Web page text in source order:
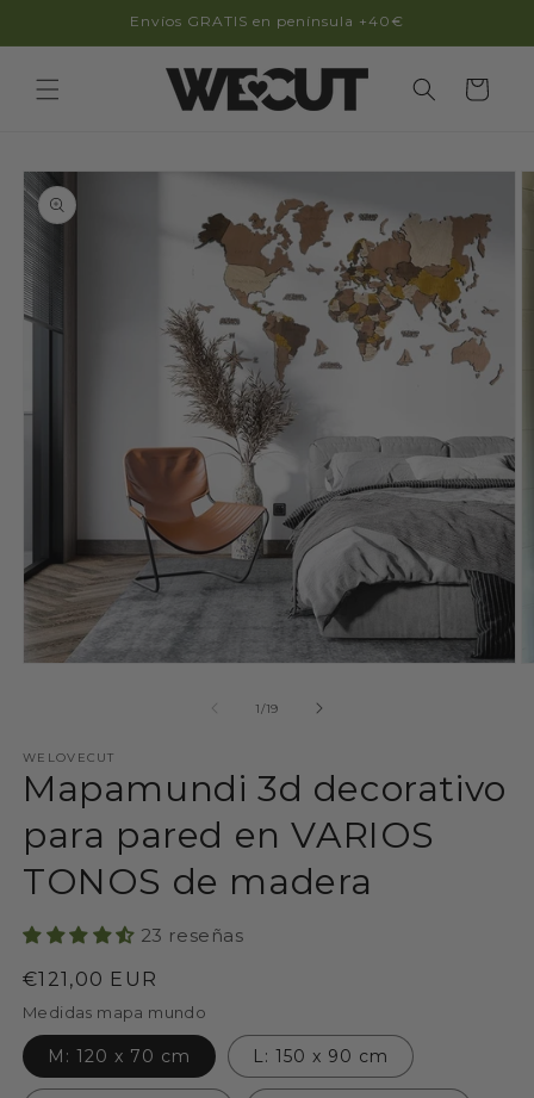
directamente
al contenido
Envíos GRATIS en península +40€
Carrito
directamente
a la
información
del producto
una
ventana
modal
1/de
19
WELOVECUT
Mapamundi 3d decorativo
para pared en VARIOS
TONOS de madera
23 reseñas
Precio
habitual
€121,00 EUR
Medidas mapa mundo
M: 120 x 70 cm L: 150 x 90 cm